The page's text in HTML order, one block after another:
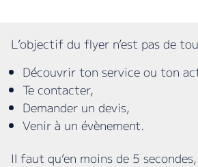
​L’objectif du flyer n’est pas de
Découvrir ton service ou ton
Te contacter,
Demander un devis,
Venir à un évènement.
Il faut qu’en moins de 5